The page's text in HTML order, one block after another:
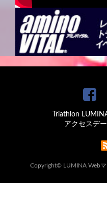
Triathlon
アクセスデ
Copyright© LUMINA Webマ